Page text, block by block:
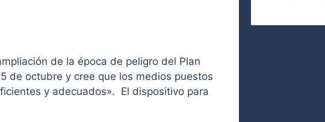
de la época de peligro del Plan
de octubre y cree que los medios puestos
y adecuados». El dispositivo para